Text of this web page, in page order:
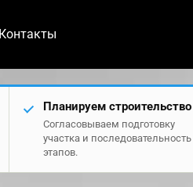
Контакты
Планируем строительство
Согласовываем подготовку
участка и последовательность
этапов.